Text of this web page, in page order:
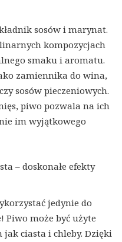
sosów i marynat.
kompozycjach
smaku i aromatu.
zamiennika do wina,
sosów pieczeniowych.
piwo pozwala na ich
im wyjątkowego
– doskonałe efekty
jedynie do
Piwo może być użyte
ciasta i chleby. Dzięki